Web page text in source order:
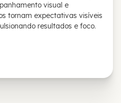
visual e
tornam expectativas visíveis
resultados e foco.